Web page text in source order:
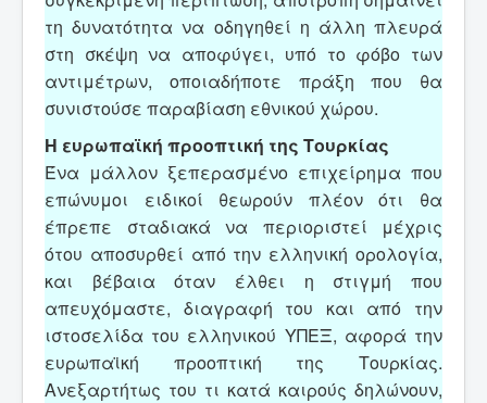
τη δυνατότητα να οδηγηθεί η άλλη πλευρά
στη σκέψη να αποφύγει, υπό το φόβο των
αντιμέτρων, οποιαδήποτε πράξη που θα
συνιστούσε παραβίαση εθνικού χώρου.
Η ευρωπαϊκή προοπτική της Τουρκίας
Ένα μάλλον ξεπερασμένο επιχείρημα που
επώνυμοι ειδικοί θεωρούν πλέον ότι θα
έπρεπε σταδιακά να περιοριστεί μέχρις
ότου αποσυρθεί από την ελληνική ορολογία,
και βέβαια όταν έλθει η στιγμή που
απευχόμαστε, διαγραφή του και από την
ιστοσελίδα του ελληνικού ΥΠΕΞ, αφορά την
ευρωπαϊκή προοπτική της Τουρκίας.
Ανεξαρτήτως του τι κατά καιρούς δηλώνουν,